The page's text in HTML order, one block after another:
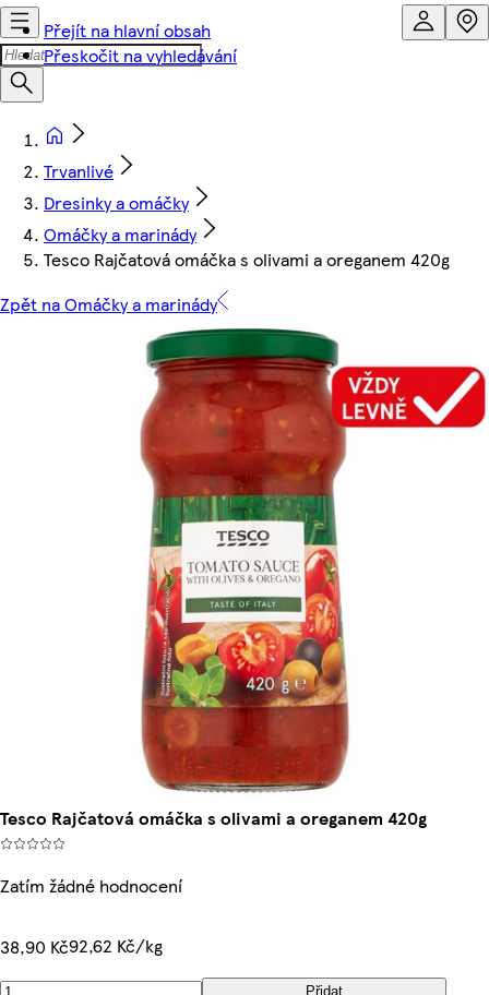
Přejít na hlavní obsah
Přeskočit na vyhledávání
Trvanlivé
Dresinky a omáčky
Omáčky a marinády
Tesco Rajčatová omáčka s olivami a oreganem 420g
Zpět na Omáčky a marinády
Tesco Rajčatová omáčka s olivami a oreganem 420g
Zatím žádné hodnocení
38,90 Kč92,62 Kč/kg
Přidat